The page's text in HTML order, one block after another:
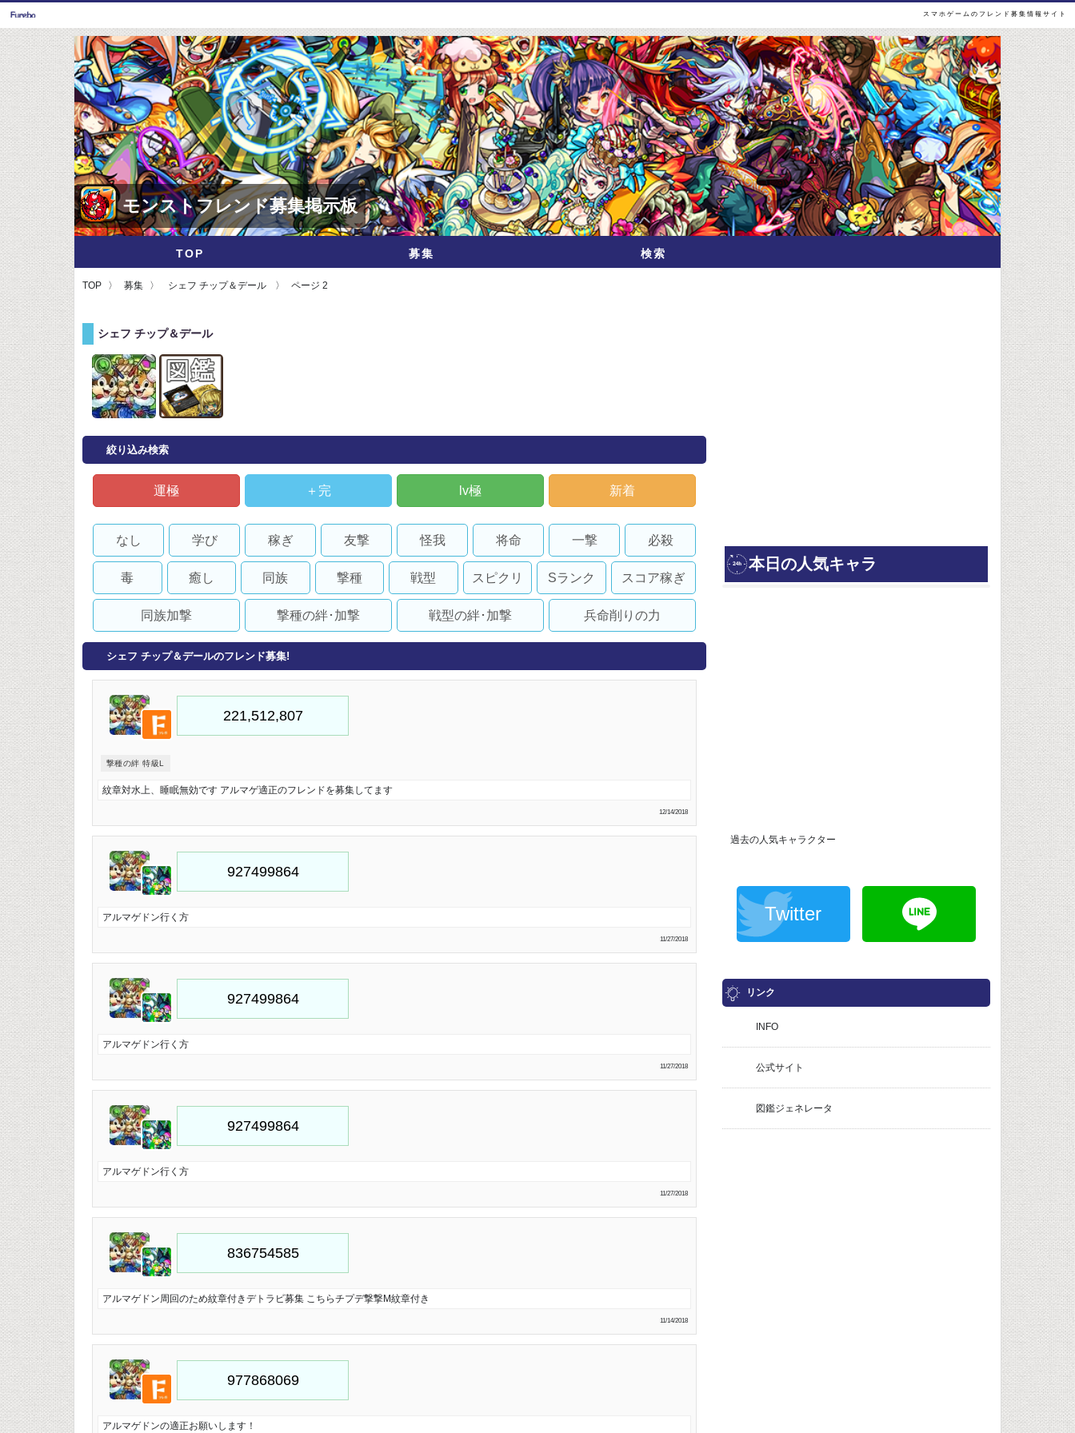
スマホゲームのフレンド募集情報サイト
モンストフレンド募集掲示板
TOP 募集 検索
TOP 募集 シェフ チップ＆デール ページ 2
シェフ チップ＆デール
絞り込み検索
運極 ＋完 lv極 新着
なし 学び 稼ぎ 友撃 怪我 将命 一撃 必殺
毒 癒し 同族 撃種 戦型 スピクリ Sランク スコア稼ぎ
同族加撃 撃種の絆･加撃 戦型の絆･加撃 兵命削りの力
シェフ チップ＆デールのフレンド募集!
撃種の絆 特級L
紋章対水上、睡眠無効です アルマゲ適正のフレンドを募集してます
12/14/2018
アルマゲドン行く方
11/27/2018
アルマゲドン行く方
11/27/2018
アルマゲドン行く方
11/27/2018
アルマゲドン周回のため紋章付きデトラビ募集 こちらチプデ撃撃M紋章付き
11/14/2018
アルマゲドンの適正お願いします！
過去の人気キャラクター
Twitter
リンク
INFO
公式サイト
図鑑ジェネレータ